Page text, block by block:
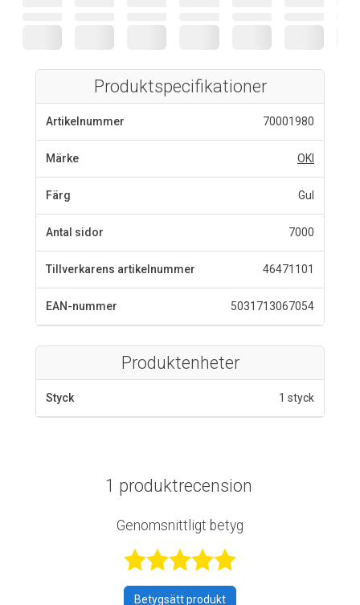
Produktspecifikationer
Artikelnummer 70001980
Märke OKI
Färg Gul
Antal sidor 7000
Tillverkarens artikelnummer 46471101
EAN-nummer 5031713067054
Produktenheter
Styck 1 styck
1 produktrecension
Genomsnittligt betyg
Betygsatt 5 av
Betygsätt produkt